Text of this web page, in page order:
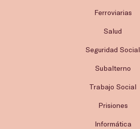
Ferroviarias
Salud
Seguridad Social
Subalterno
Trabajo Social
Prisiones
Informática